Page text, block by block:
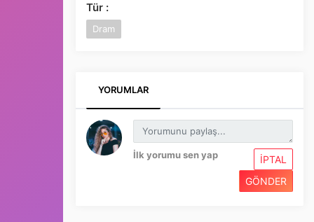
Tür :
Dram
YORUMLAR
İlk yorumu sen yap
İPTAL
GÖNDER